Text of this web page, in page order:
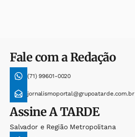
Fale com a Redação
(71) 99601-0020
jornalismoportal@grupoatarde.com.br
AssineA TARDE
Salvador e Região Metropolitana